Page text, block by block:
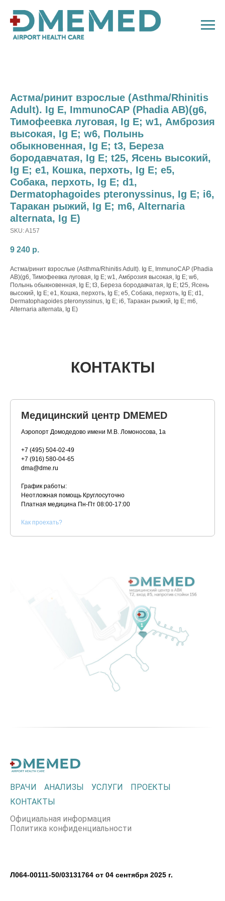
Астма/ринит взрослые (Asthma/Rhinitis
Adult). Ig E, ImmunoCAP (Phadia AB)(g6,
Тимофеевка луговая, Ig E; w1, Амброзия
высокая, Ig E; w6, Полынь
обыкновенная, Ig E; t3, Береза
бородавчатая, Ig E; t25, Ясень высокий,
Ig E; e1, Кошка, перхоть, Ig E; e5,
Собака, перхоть, Ig E; d1,
Dermatophagoides pteronyssinus, Ig E; i6,
Таракан рыжий, Ig E; m6, Alternaria
alternata, Ig E)
SKU:A157
9 240 р.
Астма/ринит взрослые (Asthma/Rhinitis Adult). Ig E, ImmunoCAP (Phadia
AB)(g6, Тимофеевка луговая, Ig E; w1, Амброзия высокая, Ig E; w6,
Полынь обыкновенная, Ig E; t3, Береза бородавчатая, Ig E; t25, Ясень
высокий, Ig E; e1, Кошка, перхоть, Ig E; e5, Собака, перхоть, Ig E; d1,
Dermatophagoides pteronyssinus, Ig E; i6, Таракан рыжий, Ig E; m6,
Alternaria alternata, Ig E)
КОНТАКТЫ
Медицинский центр DMEMED
Аэропорт Домодедово имени М.В. Ломоносова, 1а
+7 (495) 504-02-49
+7 (916) 580-04-65
dma@dme.ru
График работы:
Неотложная помощь Круглосуточно
Платная медицина Пн-Пт 08:00-17:00
Как проехать?
ВРАЧИ АНАЛИЗЫ УСЛУГИ
ПРОЕКТЫ
КОНТАКТЫ
Официальная информация
Политика конфиденциальности
Л064-00111-50/03131764 от 04 сентября 2025 г.